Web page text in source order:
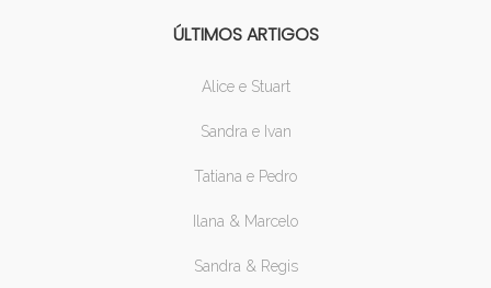
ÚLTIMOS ARTIGOS
Alice e Stuart
Sandra e Ivan
Tatiana e Pedro
Ilana & Marcelo
Sandra & Regis